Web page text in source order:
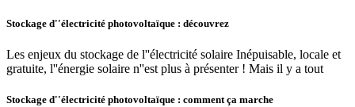
Stockage d''électricité photovoltaïque : découvrez
Les enjeux du stockage de l''électricité solaire Inépuisable, locale et
gratuite, l''énergie solaire n''est plus à présenter ! Mais il y a tout
Stockage d''électricité photovoltaïque : comment ça marche